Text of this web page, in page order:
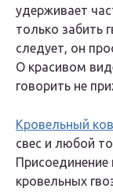
удерживает
только забить
следует, он
О красивом
говорить не
Кровельный
свес и любой
кровельных